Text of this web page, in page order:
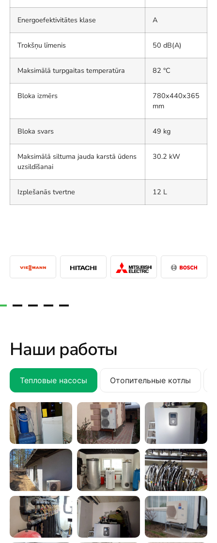
Energoefektivitātes klase A
Trokšņu līmenis 50 dB(A)
Maksimālā turpgaitas temperatūra 82 °C
Bloka izmērs
780x440x365
mm
Bloka svars 49 kg
Maksimālā siltuma jauda karstā ūdens
uzsildīšanai
30.2 kW
Izplešanās tvertne 12 L
Наши работы
Тепловые насосы Отопительные котлы